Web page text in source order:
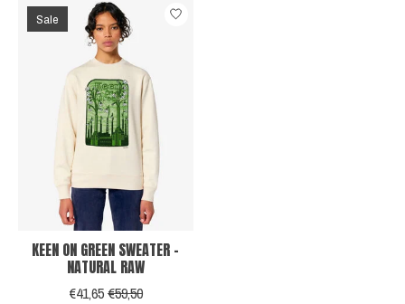
Sale
KEEN ON GREEN SWEATER -
NATURAL RAW
€41,65€59,50